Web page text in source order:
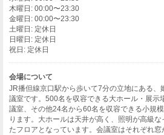
木曜日: 00:00〜23:30
金曜日: 00:00〜23:30
土曜日: 定休日
日曜日: 定休日
祝日: 定休日
会場について
JR播但線京口駅から歩いて7分の立地にある、
議室です。500名を収容できる大ホール・展示
議室、その他24名から60名を収容できる小規
ります。大ホールは天井が高く、照明が高級
たフロアとなっています。会議室はそれぞれ